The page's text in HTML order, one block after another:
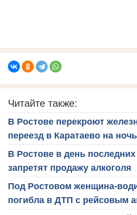
Читайте также:
В Ростове перекроют
переезд в Каратаево на ночь
В Ростове в день
запретят продажу алкоголя
Под Ростовом женщина-
погибла в ДТП с рейсовым